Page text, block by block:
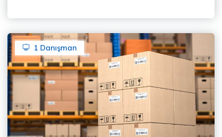
Icon
Price
All
(75)
Free
(15)
1 Danışman